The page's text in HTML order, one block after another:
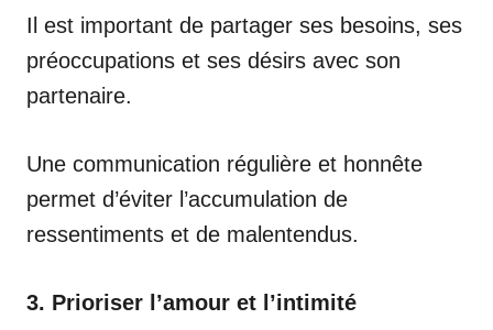
Il est important de partager ses besoins, ses
préoccupations et ses désirs avec son
partenaire.
Une communication régulière et honnête
permet d’éviter l’accumulation de
ressentiments et de malentendus.
3. Prioriser l’amour et l’intimité